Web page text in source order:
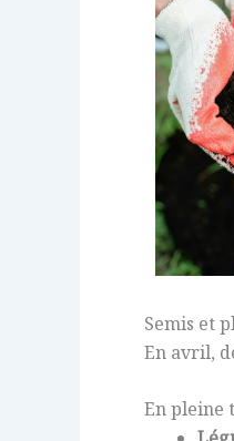
Semis et
En avril,
En pleine